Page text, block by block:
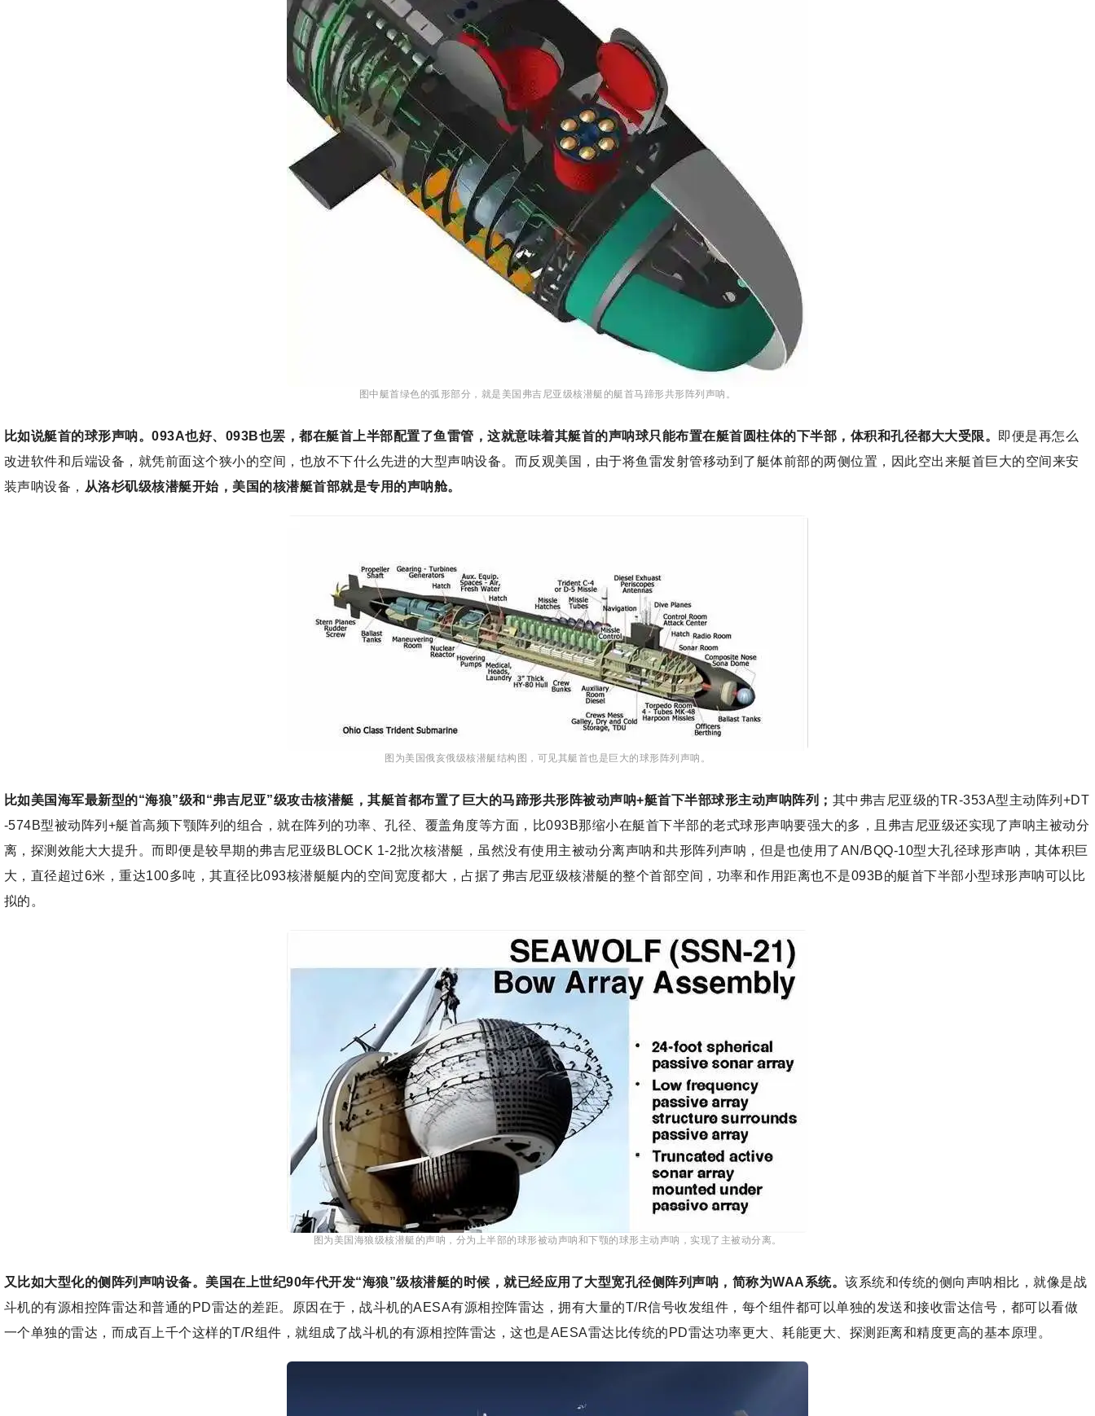
图中艇首绿色的弧形部分，就是美国弗吉尼亚级核潜艇的艇首马蹄形共形阵列声呐。
比如说艇首的球形声呐。093A也好、093B也罢，都在艇首上半部配置了鱼雷管，这就意味着其艇首的声呐球只能布置在艇首圆柱体的下半部，体积和孔径都大大受限。
即便是再怎么
改进软件和后端设备，就凭前面这个狭小的空间，也放不下什么先进的大型声呐设备。而反观美国，由于将鱼雷发射管移动到了艇体前部的两侧位置，因此空出来艇首巨大的空间来安
装声呐设备， 从洛杉矶级核潜艇开始，美国的核潜艇首部就是专用的声呐舱。
图为美国俄亥俄级核潜艇结构图，可见其艇首也是巨大的球形阵列声呐。
比如美国海军最新型的“海狼”级和“弗吉尼亚”级攻击核潜艇，其艇首都布置了巨大的马蹄形共形阵被动声呐+艇首下半部球形主动声呐阵列； 其中弗吉尼亚级的TR-353A型主动阵列+DT
-574B型被动阵列+艇首高频下颚阵列的组合，就在阵列的功率、孔径、覆盖角度等方面，比093B那缩小在艇首下半部的老式球形声呐要强大的多，且弗吉尼亚级还实现了声呐主被动分
离，探测效能大大提升。而即便是较早期的弗吉尼亚级BLOCK 1-2批次核潜艇，虽然没有使用主被动分离声呐和共形阵列声呐，但是也使用了AN/BQQ-10型大孔径球形声呐，其体积巨
大，直径超过6米，重达100多吨，其直径比093核潜艇艇内的空间宽度都大，占据了弗吉尼亚级核潜艇的整个首部空间，功率和作用距离也不是093B的艇首下半部小型球形声呐可以比
拟的。
图为美国海狼级核潜艇的声呐，分为上半部的球形被动声呐和下颚的球形主动声呐，实现了主被动分离。
又比如大型化的侧阵列声呐设备。美国在上世纪90年代开发“海狼”级核潜艇的时候，就已经应用了大型宽孔径侧阵列声呐，简称为WAA系统。该系统和传统的侧向声呐相比，就像是战
斗机的有源相控阵雷达和普通的PD雷达的差距。原因在于，战斗机的AESA有源相控阵雷达，拥有大量的T/R信号收发组件，每个组件都可以单独的发送和接收雷达信号，都可以看做
一个单独的雷达，而成百上千个这样的T/R组件，就组成了战斗机的有源相控阵雷达，这也是AESA雷达比传统的PD雷达功率更大、耗能更大、探测距离和精度更高的基本原理。